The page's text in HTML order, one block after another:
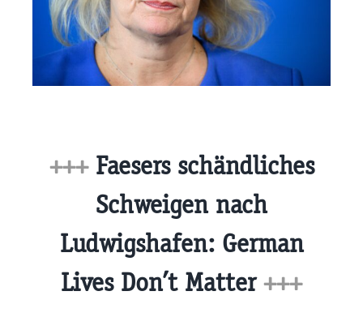
+++Faesers schändliches
Schweigen nach
Ludwigshafen: German
Lives Don’t Matter+++